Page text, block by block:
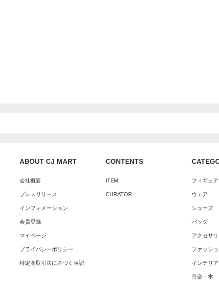
ABOUT CJ MART
会社概要
プレスリリース
インフォメーション
会員登録
マイページ
プライバシーポリシー
特定商取引法に基づく表記
CONTENTS
ITEM
CURATOR
フィギュ
ウェア
シューズ
バッグ
アクセサ
ファッシ
インテリア
音楽・本